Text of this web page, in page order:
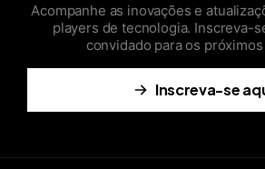
Acompanhe as inovações e
players de tecnologia. Inscreva-
convidado para os
Inscreva-se